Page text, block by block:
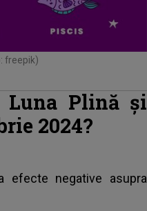
freepik)
Plină și
2024?
efecte negative asupra